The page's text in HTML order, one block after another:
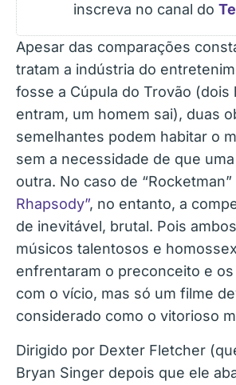
inscreva no canal do
Apesar das comparações
tratam a indústria do
fosse a Cúpula do Trovão (dois
entram, um homem sai), duas
semelhantes podem habitar o
sem a necessidade de que
outra. No caso de “Rocketman”
Rhapsody”, no entanto, a
de inevitável, brutal. Pois
músicos talentosos e
enfrentaram o preconceito e
com o vício, mas só um filme
considerado como o vitorioso
Dirigido por Dexter Fletcher
Bryan Singer depois que ele